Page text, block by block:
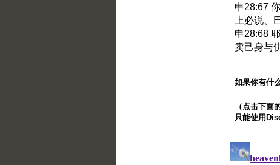
申28:67
上必说、
申28:68
卖己身与
如果你有什
（点击下
只能使用